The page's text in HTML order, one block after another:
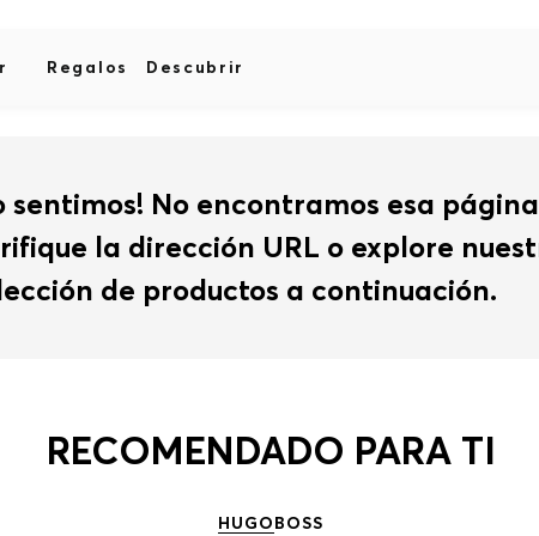
Regalos Descubrir
sentimos! No encontramos esa
la dirección URL o explore
de productos a continuación.
RECOMENDADO PARA TI
HUGOBOSS